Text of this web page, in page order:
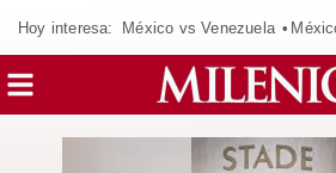
Hoy interesa: México vs Venezuela